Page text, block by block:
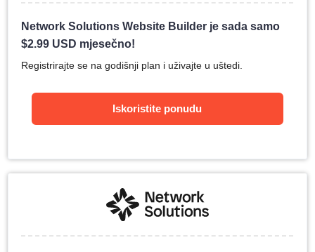
Network Solutions Website Builder je sada samo
$2.99 USD mjesečno!
Registrirajte se na godišnji plan i uživajte u uštedi.
Iskoristite ponudu